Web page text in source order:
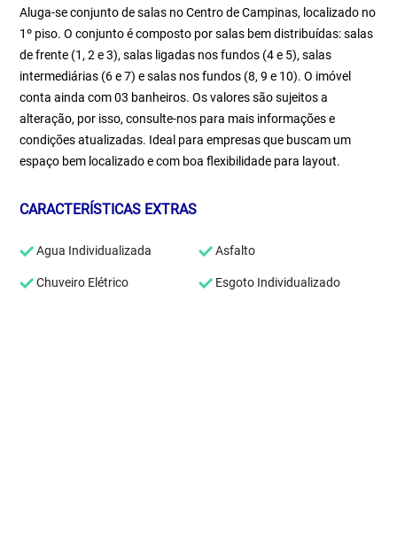
Aluga-se conjunto de salas no Centro de Campinas, localizado no
1º piso. O conjunto é composto por salas bem distribuídas: salas
de frente (1, 2 e 3), salas ligadas nos fundos (4 e 5), salas
intermediárias (6 e 7) e salas nos fundos (8, 9 e 10). O imóvel
conta ainda com 03 banheiros. Os valores são sujeitos a
alteração, por isso, consulte-nos para mais informações e
condições atualizadas. Ideal para empresas que buscam um
espaço bem localizado e com boa flexibilidade para layout.
CARACTERÍSTICAS EXTRAS
Agua Individualizada Asfalto
Chuveiro Elétrico Esgoto Individualizado